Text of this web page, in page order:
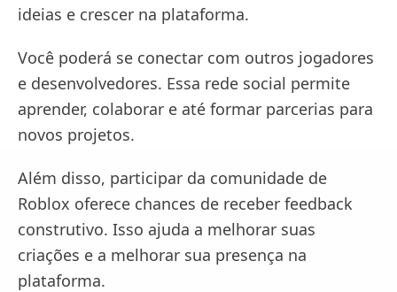
ideias e crescer na plataforma.
Você poderá se conectar com outros jogadores
e desenvolvedores. Essa rede social permite
aprender, colaborar e até formar parcerias para
novos projetos.
Além disso, participar da comunidade de
Roblox oferece chances de receber feedback
construtivo. Isso ajuda a melhorar suas
criações e a melhorar sua presença na
plataforma.